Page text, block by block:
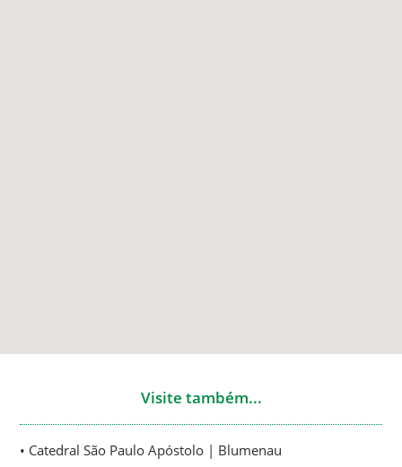
Visite também...
• Catedral São Paulo Apóstolo | Blumenau